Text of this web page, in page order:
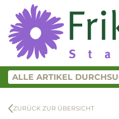
ZURÜCK ZUR ÜBERSICHT